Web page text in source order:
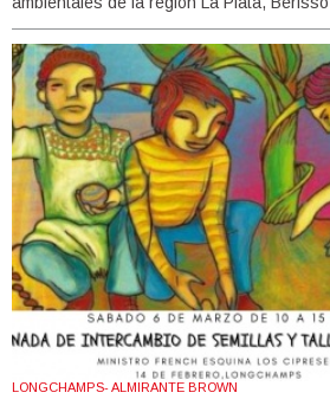
LONGCHAMPS- ALMIRANTE BROWN